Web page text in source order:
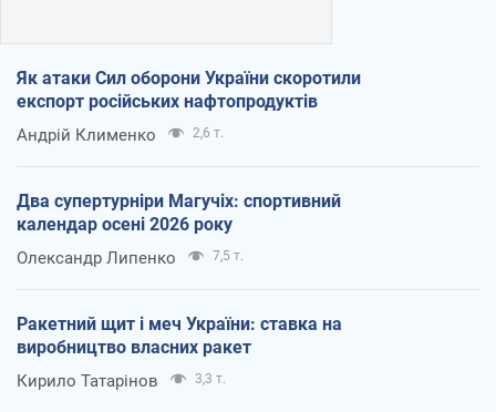
Як атаки Сил оборони України скоротили
експорт російських нафтопродуктів
Андрій Клименко 2,6 т.
Два супертурніри Магучіх: спортивний
календар осені 2026 року
Олександр Липенко 7,5 т.
Ракетний щит і меч України: ставка на
виробництво власних ракет
Кирило Татарінов 3,3 т.